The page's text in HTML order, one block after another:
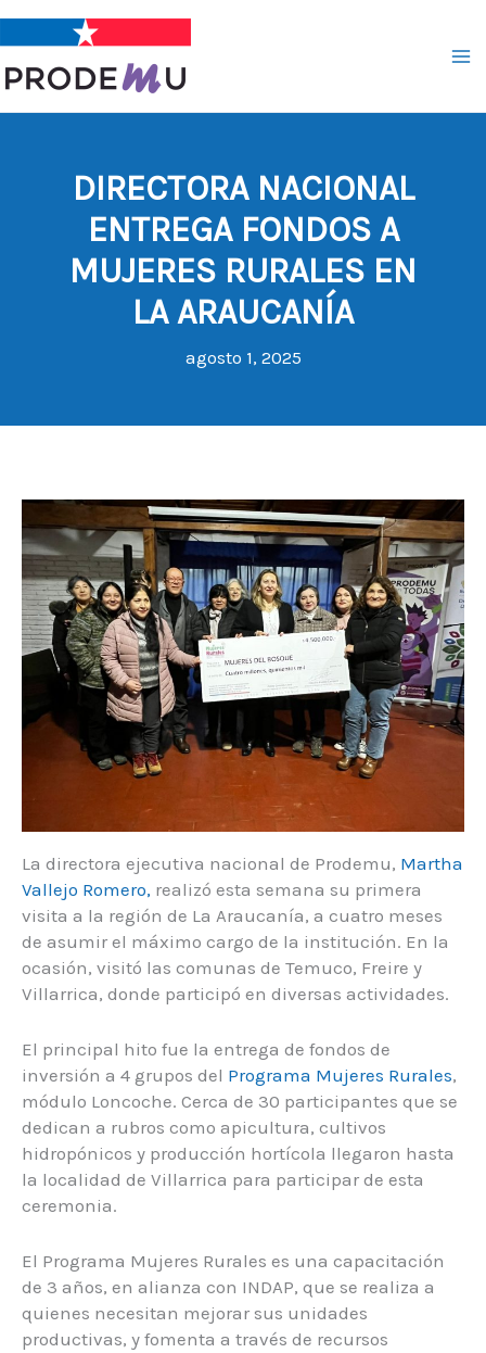
contenido
DIRECTORA NACIONAL
ENTREGA FONDOS A
MUJERES RURALES EN
LA ARAUCANÍA
agosto 1, 2025
La directora ejecutiva nacional de Prodemu, Martha
Vallejo Romero, realizó esta semana su primera
visita a la región de La Araucanía, a cuatro meses
de asumir el máximo cargo de la institución. En la
ocasión, visitó las comunas de Temuco, Freire y
Villarrica, donde participó en diversas actividades.
El principal hito fue la entrega de fondos de
inversión a 4 grupos del Programa Mujeres Rurales,
módulo Loncoche. Cerca de 30 participantes que se
dedican a rubros como apicultura, cultivos
hidropónicos y producción hortícola llegaron hasta
la localidad de Villarrica para participar de esta
ceremonia.
El Programa Mujeres Rurales es una capacitación
de 3 años, en alianza con INDAP, que se realiza a
quienes necesitan mejorar sus unidades
productivas, y fomenta a través de recursos